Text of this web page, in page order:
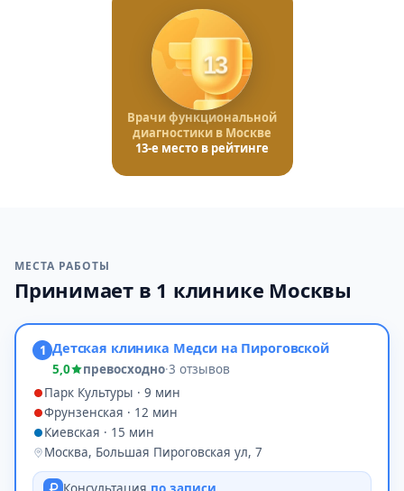
13
Врачи функциональной
диагностики в Москве
13-е место в рейтинге
МЕСТА РАБОТЫ
Принимает в 1 клинике Москвы
1 Детская клиника Медси на Пироговской
5,0 превосходно·3 отзывов
Парк Культуры · 9 мин
Фрунзенская · 12 мин
Киевская · 15 мин
Москва, Большая Пироговская ул, 7